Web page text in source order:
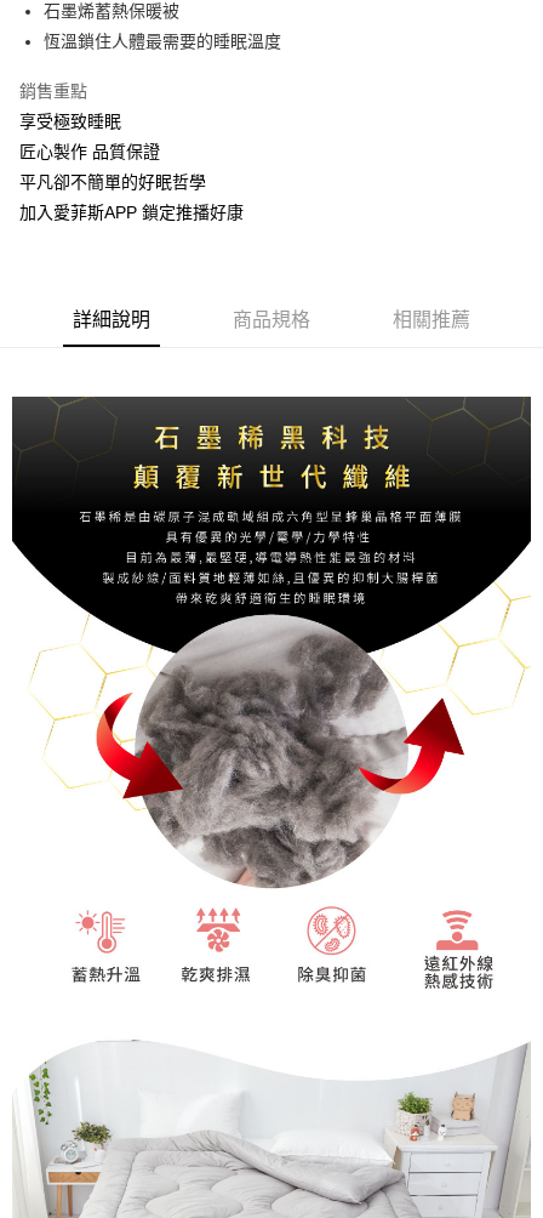
Google Pay
運送方式
物流宅配
每筆NT$150，滿NT$1,599(含以上)免運費
石墨烯蓄熱保暖被
恆溫鎖住人體最需要的睡眠溫度
銷售重點
享受極致睡眠
匠心製作 品質保證
平凡卻不簡單的好眠哲學
加入愛菲斯APP 鎖定推播好康
詳細說明 商品規格 相關推薦